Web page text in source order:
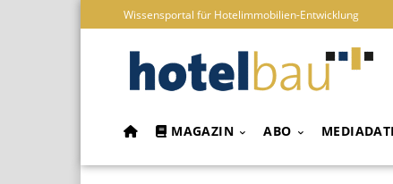
Wissensportal für Hotelimmobilien-Entwicklung
MAGAZIN ABO